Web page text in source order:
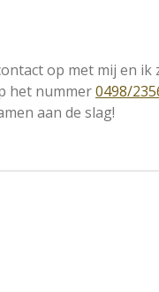
op met mij en ik
het nummer0498/
aan de slag!